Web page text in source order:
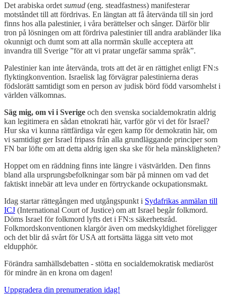
Det arabiska ordet sumud (eng. steadfastness) manifesterar
motståndet till att fördrivas. En längtan att få återvända till sin jord
finns hos alla palestinier, i våra berättelser och sånger. Därför blir
tron på lösningen om att fördriva palestinier till andra arabländer lika
okunnigt och dumt som att alla norrmän skulle acceptera att
invandra till Sverige ”för att vi pratar ungefär samma språk”.
Palestinier kan inte återvända, trots att det är en rättighet enligt FN:s
flyktingkonvention. Israelisk lag förvägrar palestinierna deras
födslorätt samtidigt som en person av judisk börd född varsomhelst i
världen välkomnas.
Säg mig, om vi i Sverige och den svenska socialdemokratin aldrig
kan legitimera en sådan etnokrati här, varför gör vi det för Israel?
Hur ska vi kunna rättfärdiga vår egen kamp för demokratin här, om
vi samtidigt ger Israel fripass från alla grundläggande principer som
FN bar löfte om att detta aldrig igen ska ske för hela mänskligheten?
Hoppet om en räddning finns inte längre i västvärlden. Den finns
bland alla ursprungsbefolkningar som bär på minnen om vad det
faktiskt innebär att leva under en förtryckande ockupationsmakt.
Idag startar rättegången med utgångspunkt i Sydafrikas anmälan till
ICJ (International Court of Justice) om att Israel begår folkmord.
Döms Israel för folkmord lyfts det i FN:s säkerhetsråd.
Folkmordskonventionen klargör även om medskyldighet föreligger
och det blir då svårt för USA att fortsätta lägga sitt veto mot
eldupphör.
Förändra samhällsdebatten - stötta en socialdemokratisk mediaröst
för mindre än en krona om dagen!
Uppgradera din prenumeration idag!